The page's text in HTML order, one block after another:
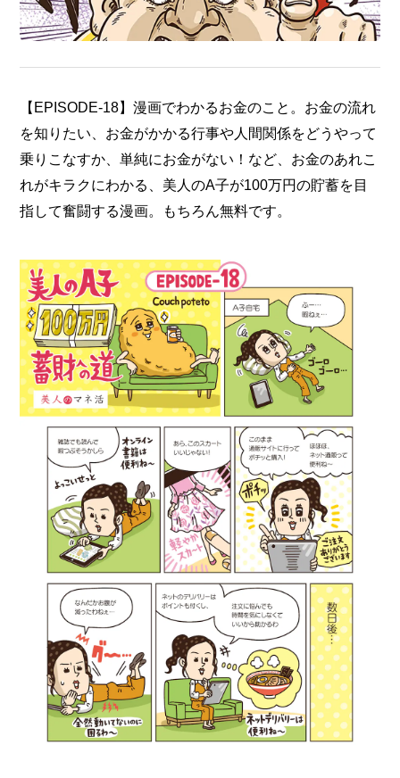
【EPISODE-18】漫画でわかるお金のこと。お金の流れ
を知りたい、お金がかかる行事や人間関係をどうやって
乗りこなすか、単純にお金がない！など、お金のあれこ
れがキラクにわかる、美人のA子が100万円の貯蓄を目
指して奮闘する漫画。もちろん無料です。